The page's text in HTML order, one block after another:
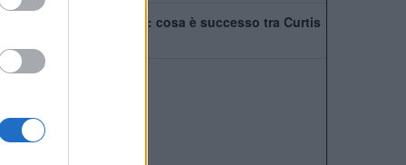
Tensione nel Liverpool: cosa è successo tra Curtis